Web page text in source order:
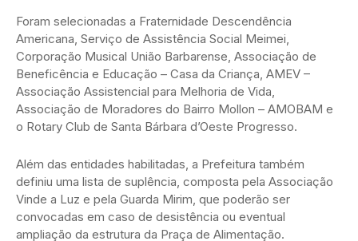
Foram selecionadas a Fraternidade Descendência
Americana, Serviço de Assistência Social Meimei,
Corporação Musical União Barbarense, Associação de
Beneficência e Educação – Casa da Criança, AMEV –
Associação Assistencial para Melhoria de Vida,
Associação de Moradores do Bairro Mollon – AMOBAM e
o Rotary Club de Santa Bárbara d’Oeste Progresso.
Além das entidades habilitadas, a Prefeitura também
definiu uma lista de suplência, composta pela Associação
Vinde a Luz e pela Guarda Mirim, que poderão ser
convocadas em caso de desistência ou eventual
ampliação da estrutura da Praça de Alimentação.